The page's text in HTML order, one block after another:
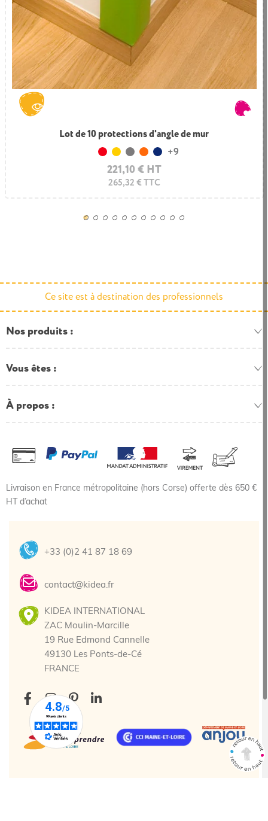
Lot de 10 protections d'angle de mur
221,10 € HT
265,32 € TTC
RougeJaune
GrisOrange
Bleu foncé
+9
Ce site est à destination des professionnels
Nos produits
Vous êtes
À propos
Livraison en France métropolitaine (hors Corse) offerte dès 650 €
HT d’achat
+33 (0)2 41 87 18 69
contact@kidea.fr
KIDEA INTERNATIONAL
ZAC Moulin-Marcille
19 Rue Edmond Cannelle
49130 Les Ponts-de-Cé
FRANCE